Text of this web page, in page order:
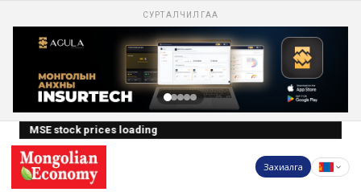
СУРТАЛЧИЛГАА
MSE stock prices loading
Захиалга